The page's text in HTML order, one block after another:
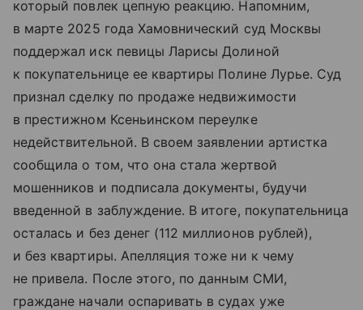
который повлек цепную реакцию. Напомним,
в марте 2025 года Хамовнический суд Москвы
поддержал иск певицы Ларисы Долиной
к покупательнице ее квартиры Полине Лурье. Суд
признал сделку по продаже недвижимости
в престижном Ксеньинском переулке
недействительной. В своем заявлении артистка
сообщила о том, что она стала жертвой
мошенников и подписала документы, будучи
введенной в заблуждение. В итоге, покупательница
осталась и без денег (112 миллионов рублей),
и без квартиры. Апелляция тоже ни к чему
не привела. После этого, по данным СМИ,
граждане начали оспаривать в судах уже